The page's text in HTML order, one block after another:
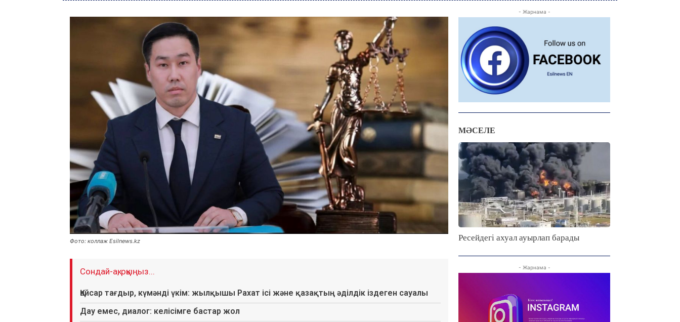
Фото: коллаж Esilnews.kz
Сондай-ақ, оқыңыз...
Қайсар тағдыр, күмәнді үкім: жылқышы Рахат ісі және қазақтың әділдік іздеген сауалы
Дау емес, диалог: келісімге бастар жол
- Жарнама -
МӘСЕЛЕ
Ресейдегі ахуал ауырлап барады
- Жарнама -